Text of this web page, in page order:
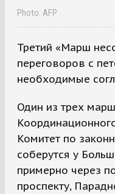
Photo: AFP
Третий «Марш
переговоров с
необходимые
Один из трех
Комитет по
соберутся у
примерно через
проспекту,